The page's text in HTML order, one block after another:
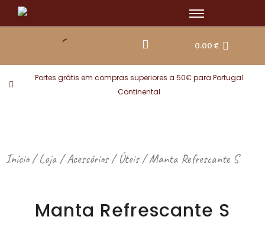
0.00€
Portes grátis em compras superiores a 50€ para Portugal
Continental
Início/Loja /Acessórios/ Úteis/ Manta Refrescante S
Manta Refrescante S